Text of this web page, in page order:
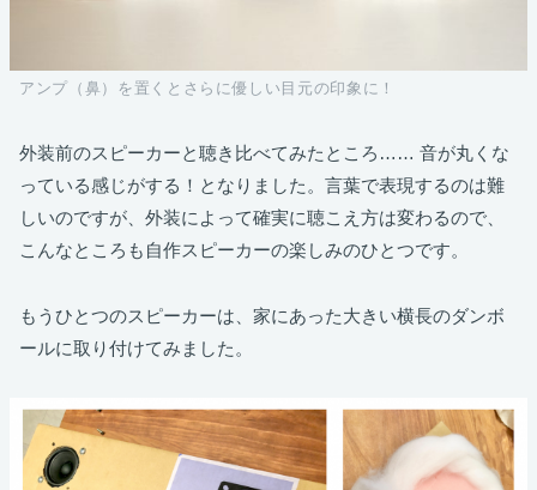
アンプ（鼻）を置くとさらに優しい目元の印象に！
外装前のスピーカーと聴き比べてみたところ…… 音が丸くな
っている感じがする！となりました。言葉で表現するのは難
しいのですが、外装によって確実に聴こえ方は変わるので、
こんなところも自作スピーカーの楽しみのひとつです。
もうひとつのスピーカーは、家にあった大きい横長のダンボ
ールに取り付けてみました。